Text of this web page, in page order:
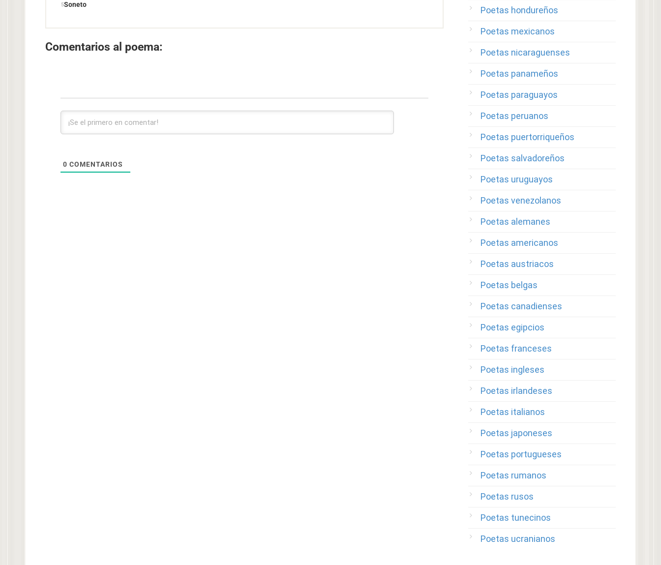
Soneto
Comentarios al poema:
0 COMENTARIOS
Poetas hondureños
Poetas mexicanos
Poetas nicaraguenses
Poetas panameños
Poetas paraguayos
Poetas peruanos
Poetas puertorriqueños
Poetas salvadoreños
Poetas uruguayos
Poetas venezolanos
Poetas alemanes
Poetas americanos
Poetas austriacos
Poetas belgas
Poetas canadienses
Poetas egipcios
Poetas franceses
Poetas ingleses
Poetas irlandeses
Poetas italianos
Poetas japoneses
Poetas portugueses
Poetas rumanos
Poetas rusos
Poetas tunecinos
Poetas ucranianos